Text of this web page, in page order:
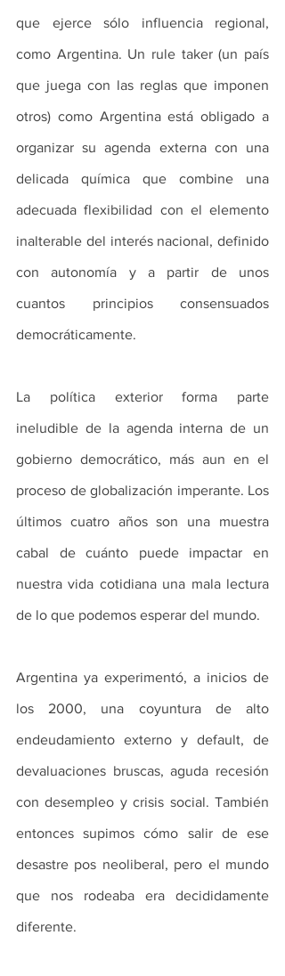
que ejerce sólo influencia regional,
como Argentina. Un rule taker (un país
que juega con las reglas que imponen
otros) como Argentina está obligado a
organizar su agenda externa con una
delicada química que combine una
adecuada flexibilidad con el elemento
inalterable del interés nacional, definido
con autonomía y a partir de unos
cuantos principios consensuados
democráticamente.
La política exterior forma parte
ineludible de la agenda interna de un
gobierno democrático, más aun en el
proceso de globalización imperante. Los
últimos cuatro años son una muestra
cabal de cuánto puede impactar en
nuestra vida cotidiana una mala lectura
de lo que podemos esperar del mundo.
Argentina ya experimentó, a inicios de
los 2000, una coyuntura de alto
endeudamiento externo y default, de
devaluaciones bruscas, aguda recesión
con desempleo y crisis social. También
entonces supimos cómo salir de ese
desastre pos neoliberal, pero el mundo
que nos rodeaba era decididamente
diferente.